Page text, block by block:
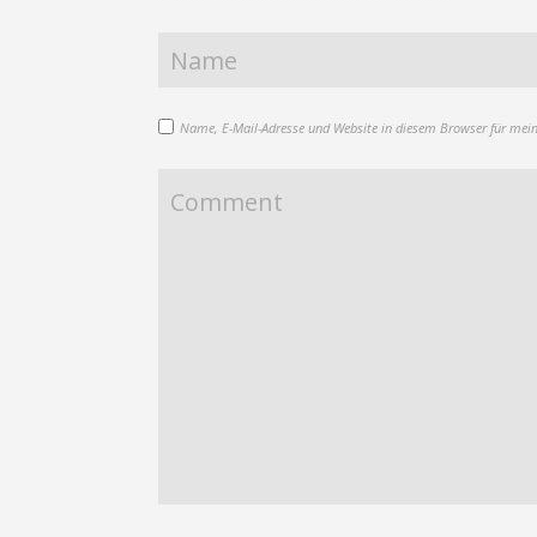
Name, E-Mail-Adresse und Website in diesem Browser für